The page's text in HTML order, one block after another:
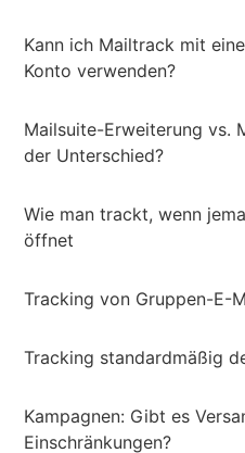
Kann ich Mailtrack mit
Konto verwenden?
Mailsuite-Erweiterung vs.
der Unterschied?
Wie man trackt, wenn
öffnet
Tracking von Gruppen-E-
Tracking standardmäßig
Kampagnen: Gibt es
Einschränkungen?